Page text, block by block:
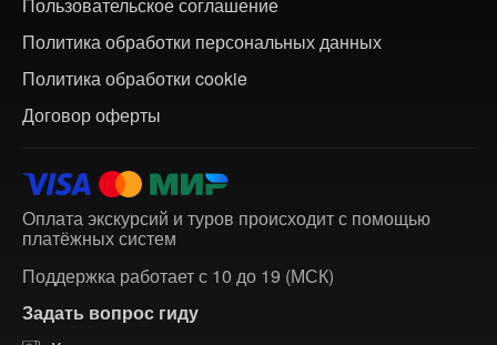
Политика обработки персональных данных
Политика обработки cookie
Договор оферты
Оплата экскурсий и туров происходит с помощью
платёжных систем
Поддержка работает с 10 до 19 (МСК)
Задать вопрос гиду